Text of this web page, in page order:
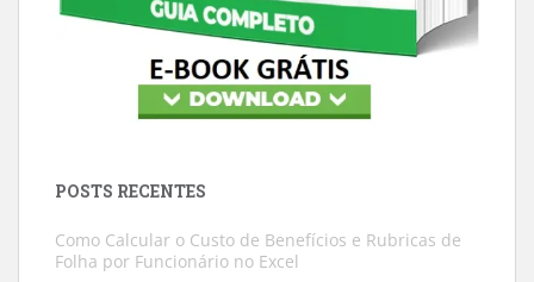
POSTS RECENTES
Como Calcular o Custo de Benefícios e Rubricas de
Folha por Funcionário no Excel